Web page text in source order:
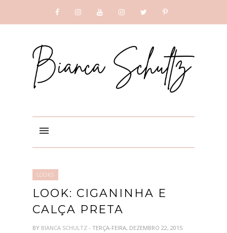
LOOKS
LOOK: CIGANINHA E
CALÇA PRETA
BY BIANCA SCHULTZ - TERÇA-FEIRA, DEZEMBRO 22, 2015